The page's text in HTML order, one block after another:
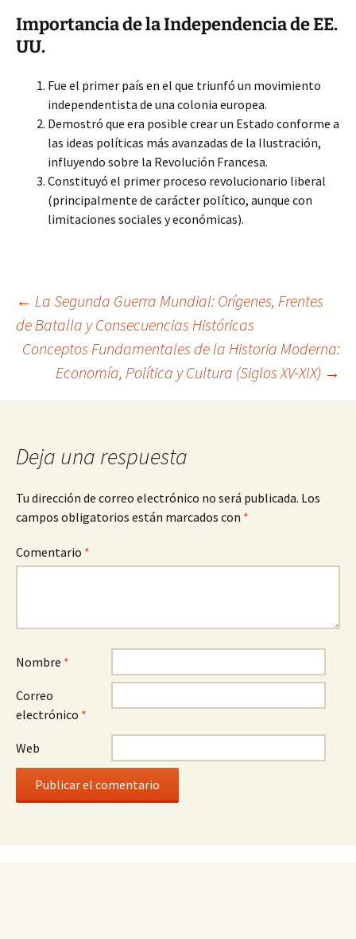
Importancia de la Independencia de EE.
UU.
Fue el primer país en el que triunfó un movimiento
independentista de una colonia europea.
Demostró que era posible crear un Estado conforme a
las ideas políticas más avanzadas de la Ilustración,
influyendo sobre la Revolución Francesa.
Constituyó el primer proceso revolucionario liberal
(principalmente de carácter político, aunque con
limitaciones sociales y económicas).
Navegación
de
entradas
← La Segunda Guerra Mundial: Orígenes, Frentes
de Batalla y Consecuencias Históricas
Conceptos Fundamentales de la Historia Moderna:
Economía, Política y Cultura (Siglos XV-XIX) →
Deja una respuesta
Tu dirección de correo electrónico no será publicada. Los
campos obligatorios están marcados con *
Comentario *
Nombre *
Correo
electrónico *
Web